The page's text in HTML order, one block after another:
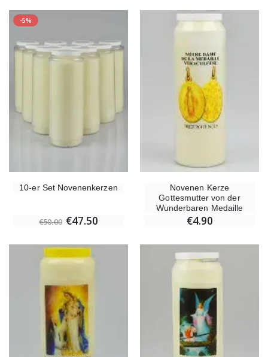
-5%
10-er Set Novenenkerzen
€50.00 €47.50
Novenen Kerze
Gottesmutter von der
Wunderbaren Medaille
€4.90